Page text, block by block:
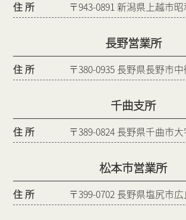
住 所 〒943-0891 新潟県上越市
長野営業所
住 所 〒380-0935 長野県長野市
千曲支所
住 所 〒389-0824 長野県千曲市
松本市営業所
住 所 〒399-0702 長野県塩尻市